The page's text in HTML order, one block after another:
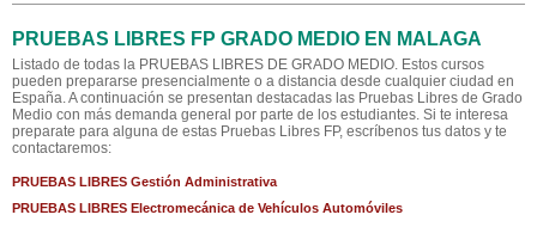
PRUEBAS LIBRES FP GRADO MEDIO EN MALAGA
Listado de todas la PRUEBAS LIBRES DE GRADO MEDIO. Estos cursos
pueden prepararse presencialmente o a distancia desde cualquier ciudad en
España. A continuación se presentan destacadas las Pruebas Libres de Grado
Medio con más demanda general por parte de los estudiantes. Si te interesa
preparate para alguna de estas Pruebas Libres FP, escríbenos tus datos y te
contactaremos:
PRUEBAS LIBRES Gestión Administrativa
PRUEBAS LIBRES Electromecánica de Vehículos Automóviles